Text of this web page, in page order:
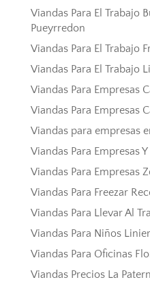
Viandas Para El Trabajo
Pueyrredon
Viandas Para El Trabajo
Viandas Para El Trabajo
Viandas Para Empresas
Viandas Para Empresas
Viandas para empresas
Viandas Para Empresas
Viandas Para Empresas
Viandas Para Freezar
Viandas Para Llevar Al
Viandas Para Niños
Viandas Para Oficinas
Viandas Precios La